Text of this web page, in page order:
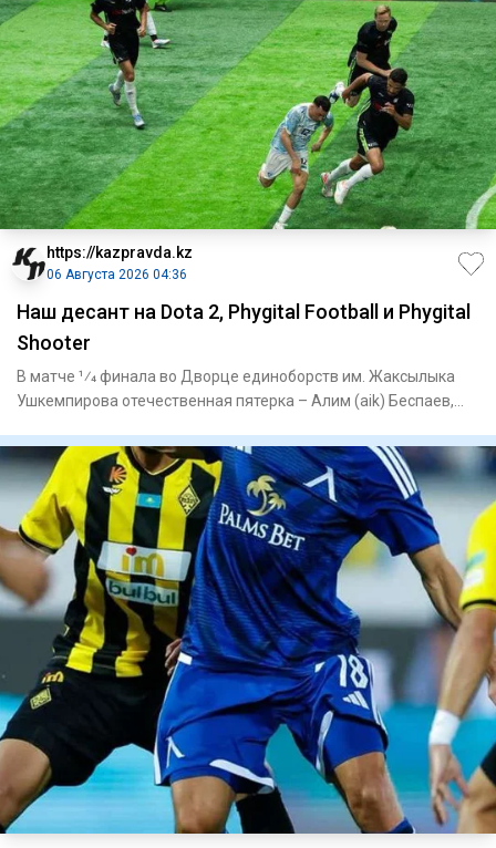
https://kazpravda.kz
06 Августа 2026 04:36
Наш десант на Dota 2, Phygital Football и Phygital
Shooter
В матче 1⁄4 финала во Дворце единоборств им. Жаксылыка
Ушкемпирова отечественная пятерка – Алим (aik) Беспаев,